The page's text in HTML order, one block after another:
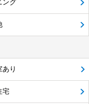
ング
あり
宅